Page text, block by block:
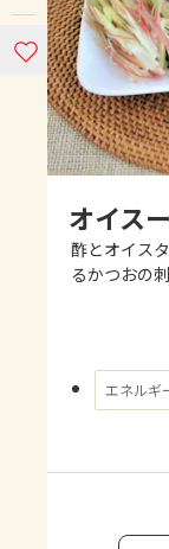
コン
レシピ
よく
ピーマン
オイス
酢とオイス
るかつおの
エネルギ